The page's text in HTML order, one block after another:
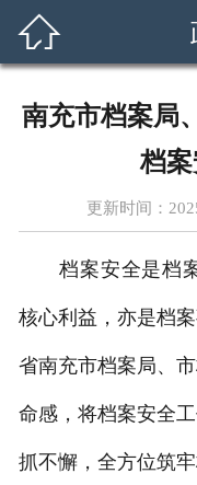

南充市档案局
档
更新时间：
档案安全是档
核心利益，亦是档
省南充市档案局、
命感，将档案安全
抓不懈，全方位筑